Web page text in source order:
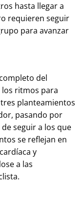
hasta llegar a
requieren seguir
para avanzar
del
ritmos para
planteamientos
pasando por
seguir a los que
se reflejan en
y
a las